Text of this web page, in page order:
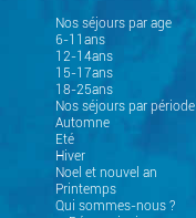
Nos séjours par age
6-11ans
12-14ans
15-17ans
18-25ans
Nos séjours par période
Automne
Eté
Hiver
Noel et nouvel an
Printemps
Qui sommes-nous ?